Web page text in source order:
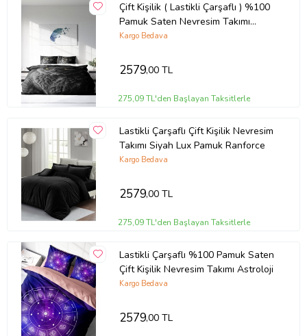
Çift Kişilik ( Lastikli Çarşaflı ) %100
Pamuk Saten Nevresim Takımı
Serious Cat
Kargo Bedava
2579,00 TL
275,09 TL'den Başlayan Taksitlerle
Lastikli Çarşaflı Çift Kişilik Nevresim
Takımı Siyah Lux Pamuk Ranforce
Kargo Bedava
2579,00 TL
275,09 TL'den Başlayan Taksitlerle
Lastikli Çarşaflı %100 Pamuk Saten
Çift Kişilik Nevresim Takımı Astroloji
Kargo Bedava
2579,00 TL